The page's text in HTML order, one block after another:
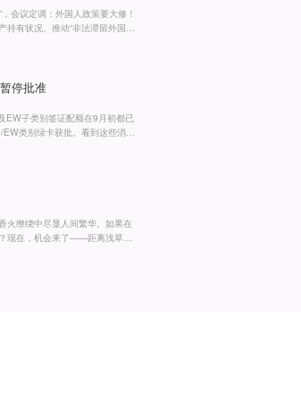
会议定调：外国人政策要大修！
有状况、推动“非法滞留外国人
停批准
子类别签证配额在9月初都已
类别绿卡获批。看到这些消
火缭绕中尽显人间繁华。如果在
现在，机会来了——距离浅草寺